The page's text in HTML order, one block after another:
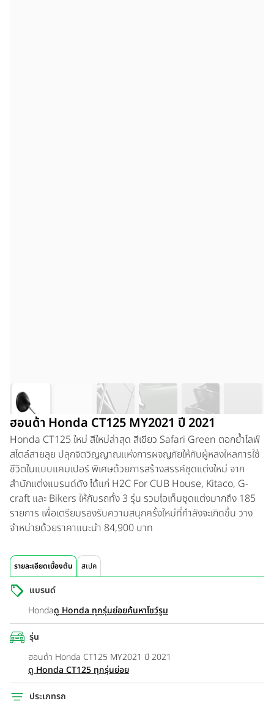
ฮอนด้า Honda CT125 MY2021 ปี 2021
Honda CT125 ใหม่ สีใหม่ล่าสุด สีเขียว Safari Green ตอกย้ำไลฟ์
สไตล์สายลุย ปลุกจิตวิญญาณแห่งการผจญภัยให้กับผู้หลงใหลการใช้
ชีวิตในแบบแคมเปอร์ พิเศษด้วยการสร้างสรรค์ชุดแต่งใหม่ จาก
สำนักแต่งแบรนด์ดัง ได้แก่ H2C For CUB House, Kitaco, G-
craft และ Bikers ให้กับรถทั้ง 3 รุ่น รวมไอเท็มชุดแต่งมากถึง 185
รายการ เพื่อเตรียมรองรับความสนุกครั้งใหม่ที่กำลังจะเกิดขึ้น วาง
จำหน่ายด้วยราคาแนะนำ 84,900 บาท
รายละเอียดเบื้องต้น สเปค
แบรนด์
Hondaดู Honda ทุกรุ่นย่อยค้นหาโชว์รูม
รุ่น
ฮอนด้า Honda CT125 MY2021 ปี 2021
ดู Honda CT125 ทุกรุ่นย่อย
ประเภทรถ